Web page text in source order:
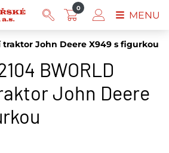
traktor John Deere X949 s figurkou
BWORLD
John Deere
0
MENU